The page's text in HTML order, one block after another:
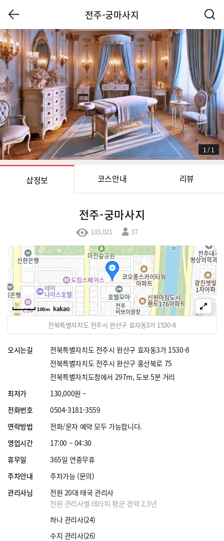
전주-궁마사지
1 /1
샵정보 코스안내 리뷰
전주-궁마사지
103,021 37
100m
전북특별자치도 전주시 완산구 효자동3가 1530-8
오시는길
전북특별자치도 전주시 완산구 효자동3가 1530-8
전북특별자치도 전주시 완산구 홍산북로 75
전북특별자치도청에서 297m, 도보 5분 거리
최저가
130,000원 ~
전화번호
0504-3181-3559
연락방법
전화/문자 예약 모두 가능합니다.
영업시간
17:00 ~ 04:30
휴무일
365일 연중무휴
주차안내
주차가능 (문의)
관리사님
전원 20대 태국 관리사
전원 관리사별 테라피 평균 경력 2,3년
하나 관리사(24)
수지 관리사(26)